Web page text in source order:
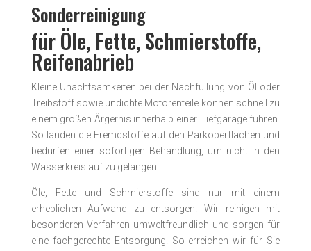
Sonderreinigung
für Öle, Fette, Schmierstoffe,
Reifenabrieb
Kleine Unachtsamkeiten bei der Nachfüllung von Öl oder
Treibstoff sowie undichte Motorenteile können schnell zu
einem großen Ärgernis innerhalb einer Tiefgarage führen.
So landen die Fremd­stoffe auf den Parkoberflächen und
bedürfen einer sofortigen Behandlung, um nicht in den
Wasserkreislauf zu gelangen.
Öle, Fette und Schmierstoffe sind nur mit einem
erheblichen Aufwand zu entsorgen. Wir reinigen mit
besonderen Verfahren umweltfreundlich und sorgen für
eine fachgerechte Entsorgung. So erreichen wir für Sie